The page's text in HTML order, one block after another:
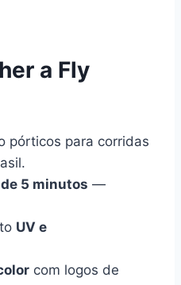
a Fly
pórticos para corridas
5 minutos —
UV e
com logos de